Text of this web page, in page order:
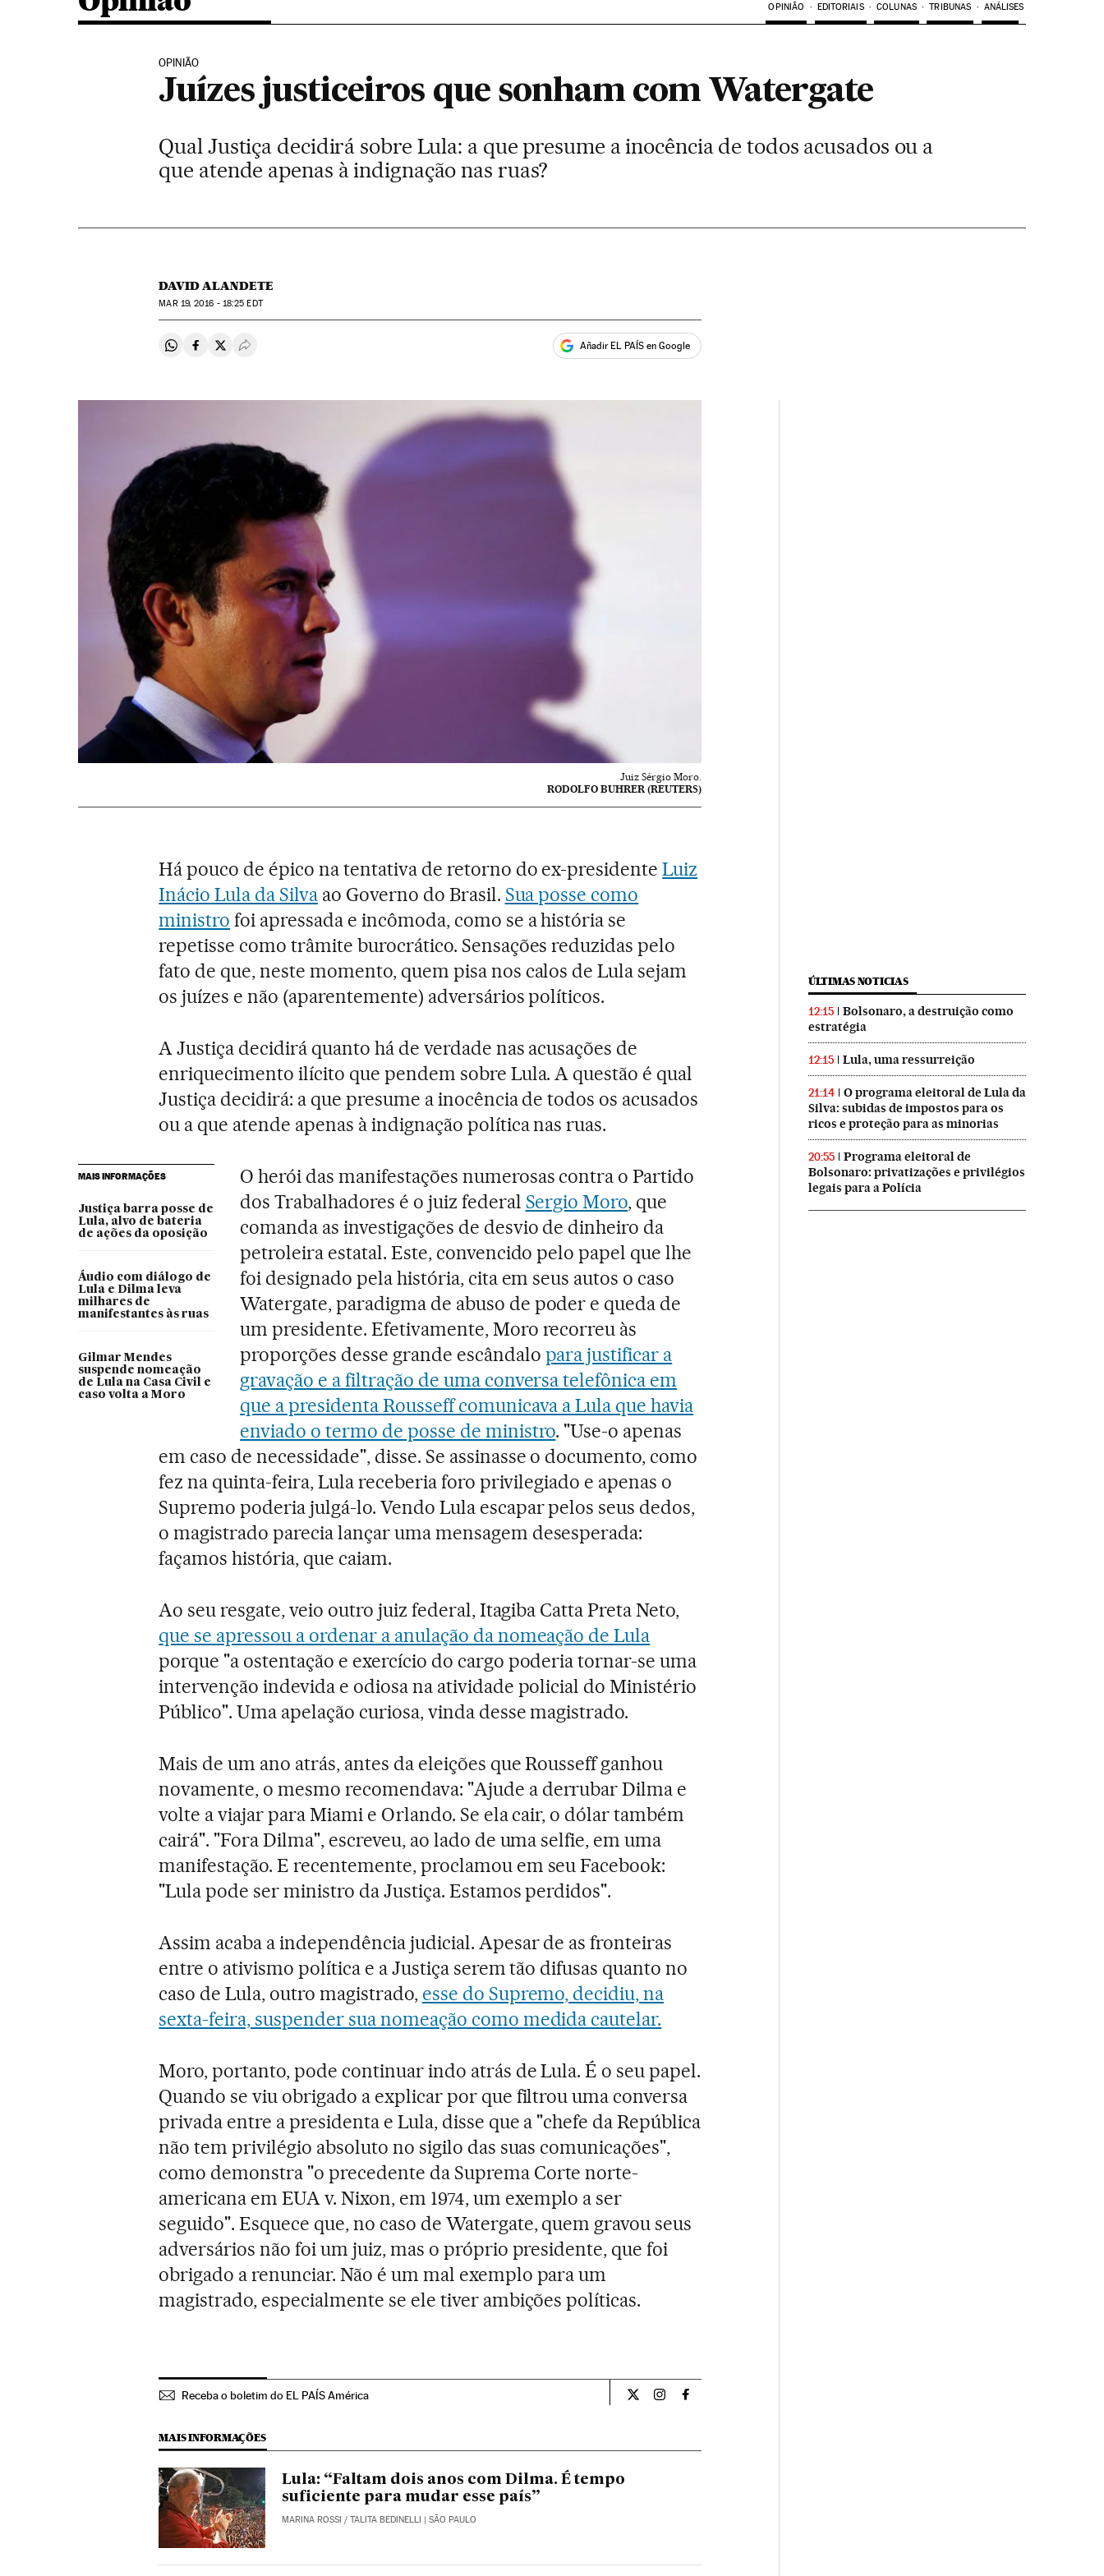
OPINIÃO EDITORIAIS COLUNAS TRIBUNAS ANÁLISES
OPINIÃO
Juízes justiceiros que sonham com Watergate
Qual Justiça decidirá sobre Lula: a que presume a inocência de todos acusados ou a
que atende apenas à indignação nas ruas?
DAVID ALANDETE
MAR19, 2016 - 18:25 EDT
Compartir en Whatsapp
Compartir en Facebook
Compartir en Twitter
Desplegar Redes Sociales Añadir EL PAÍS en Google
Juiz Sérgio Moro.
RODOLFO BUHRER (REUTERS)
Há pouco de épico na tentativa de retorno do ex-presidenteLuiz
Inácio Lula da Silvaao Governo do Brasil. Sua posse como
ministro foi apressada e incômoda, como se a história se
repetisse como trâmite burocrático. Sensações reduzidas pelo
fato de que, neste momento, quem pisa nos calos de Lula sejam
os juízes e não (aparentemente) adversários políticos.
A Justiça decidirá quanto há de verdade nas acusações de
enriquecimento ilícito que pendem sobre Lula. A questão é qual
Justiça decidirá: a que presume a inocência de todos os acusados
ou a que atende apenas à indignação política nas ruas.
MAIS INFORMAÇÕES
Justiça barra posse de
Lula, alvo de bateria
de ações da oposição
Áudio com diálogo de
Lula e Dilma leva
milhares de
manifestantes às ruas
Gilmar Mendes
suspende nomeação
de Lula na Casa Civil e
caso volta a Moro
O herói das manifestações numerosas contra o Partido
dos Trabalhadores é o juiz federal Sergio Moro, que
comanda as investigações de desvio de dinheiro da
petroleira estatal. Este, convencido pelo papel que lhe
foi designado pela história, cita em seus autos o caso
Watergate, paradigma de abuso de poder e queda de
um presidente. Efetivamente, Moro recorreu às
proporções desse grande escândalo para justificar a
gravação e a filtração de uma conversa telefônica em
que a presidenta Rousseff comunicava a Lula que havia
enviado o termo de posse de ministro. "Use-o apenas
em caso de necessidade", disse. Se assinasse o documento, como
fez na quinta-feira, Lula receberia foro privilegiado e apenas o
Supremo poderia julgá-lo. Vendo Lula escapar pelos seus dedos,
o magistrado parecia lançar uma mensagem desesperada:
façamos história, que caiam.
Ao seu resgate, veio outro juiz federal, Itagiba Catta Preta Neto,
que se apressou a ordenar a anulação da nomeação de Lula
porque "a ostentação e exercício do cargo poderia tornar-se uma
intervenção indevida e odiosa na atividade policial do Ministério
Público". Uma apelação curiosa, vinda desse magistrado.
Mais de um ano atrás, antes da eleições que Rousseff ganhou
novamente, o mesmo recomendava: "Ajude a derrubar Dilma e
volte a viajar para Miami e Orlando. Se ela cair, o dólar também
cairá". "Fora Dilma", escreveu, ao lado de uma selfie, em uma
manifestação. E recentemente, proclamou em seu Facebook:
"Lula pode ser ministro da Justiça. Estamos perdidos".
Assim acaba a independência judicial. Apesar de as fronteiras
entre o ativismo política e a Justiça serem tão difusas quanto no
caso de Lula, outro magistrado, esse do Supremo, decidiu, na
sexta-feira, suspender sua nomeação como medida cautelar.
Moro, portanto, pode continuar indo atrás de Lula. É o seu papel.
Quando se viu obrigado a explicar por que filtrou uma conversa
privada entre a presidenta e Lula, disse que a "chefe da República
não tem privilégio absoluto no sigilo das suas comunicações",
como demonstra "o precedente da Suprema Corte norte-
americana em EUA v. Nixon, em 1974, um exemplo a ser
seguido". Esquece que, no caso de Watergate, quem gravou seus
adversários não foi um juiz, mas o próprio presidente, que foi
obrigado a renunciar. Não é um mal exemplo para um
magistrado, especialmente se ele tiver ambições políticas.
Receba o boletim do EL PAÍS América Opiniao El País Brasil en Twitter
Opiniao El País Brasil en Instagram
Opiniao El País Brasil en Facebook
MAIS INFORMAÇÕES
Lula: “Faltam dois anos com Dilma. É tempo
suficiente para mudar esse país”
MARINA ROSSI /TALITA BEDINELLI | SÃO PAULO
ÚLTIMAS NOTICIAS
12:15
Bolsonaro, a destruição como
estratégia
12:15 Lula, uma ressurreição
21:14
O programa eleitoral de Lula da
Silva: subidas de impostos para os
ricos e proteção para as minorias
20:55
Programa eleitoral de
Bolsonaro: privatizações e privilégios
legais para a Polícia